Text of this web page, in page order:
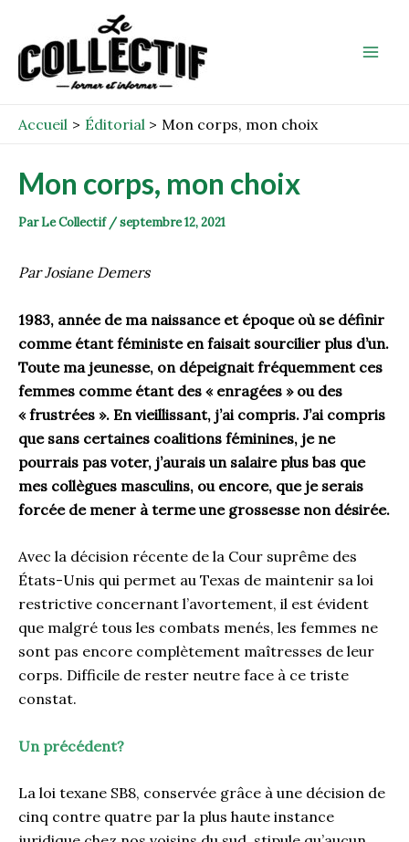
contenu
Accueil Éditorial Mon corps, mon choix
Mon corps, mon choix
ParLe Collectif /septembre 12, 2021
Par Josiane Demers
1983, année de ma naissance et époque où se définir
comme étant féministe en faisait sourcilier plus d’un.
Toute ma jeunesse, on dépeignait fréquemment ces
femmes comme étant des « enragées » ou des
« frustrées ». En vieillissant, j’ai compris. J’ai compris
que sans certaines coalitions féminines, je ne
pourrais pas voter, j’aurais un salaire plus bas que
mes collègues masculins, ou encore, que je serais
forcée de mener à terme une grossesse non désirée.
Avec la décision récente de la Cour suprême des
États-Unis qui permet au Texas de maintenir sa loi
restrictive concernant l’avortement, il est évident
que malgré tous les combats menés, les femmes ne
sont pas encore complètement maîtresses de leur
corps. Difficile de rester neutre face à ce triste
constat.
Un précédent?
La loi texane SB8, conservée grâce à une décision de
cinq contre quatre par la plus haute instance
navigation